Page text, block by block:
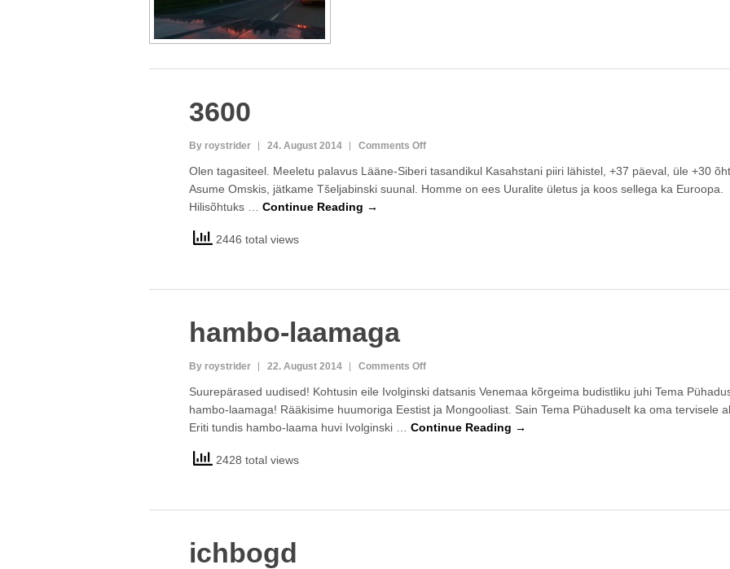
3600
By roystrider 24. August 2014 Comments Offon
Olen tagasiteel. Meeletu palavus Lääne-Siberi tasandikul Kasahstani piiri lähistel, +37 päeval, üle +30
Asume Omskis, jätkame Tšeljabinski suunal. Homme on ees Uuralite ületus ja koos sellega ka Euroopa.
Hilisõhtuks … Continue Reading →
2446 total views
hambo-laamaga
By roystrider 22. August 2014 Comments Offon
laamaga
Suurepärased uudised! Kohtusin eile Ivolginski datsanis Venemaa kõrgeima budistliku juhi Tema
hambo-laamaga! Rääkisime huumoriga Eestist ja Mongooliast. Sain Tema Pühaduselt ka oma tervisele
Eriti tundis hambo-laama huvi Ivolginski … Continue Reading →
2428 total views
ichbogd